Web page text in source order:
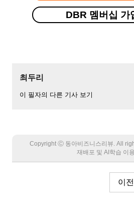
DBR 멤버십 가
최두리
이 필자의 다른 기사 보기
Copyright Ⓒ 동아비즈니스리뷰. All
재배포 및 AI학습 이
이전